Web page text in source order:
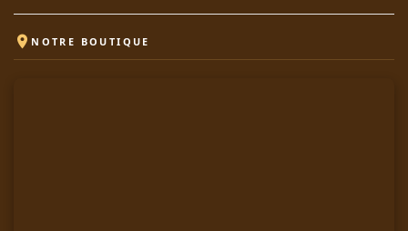
 NOTRE BOUTIQUE